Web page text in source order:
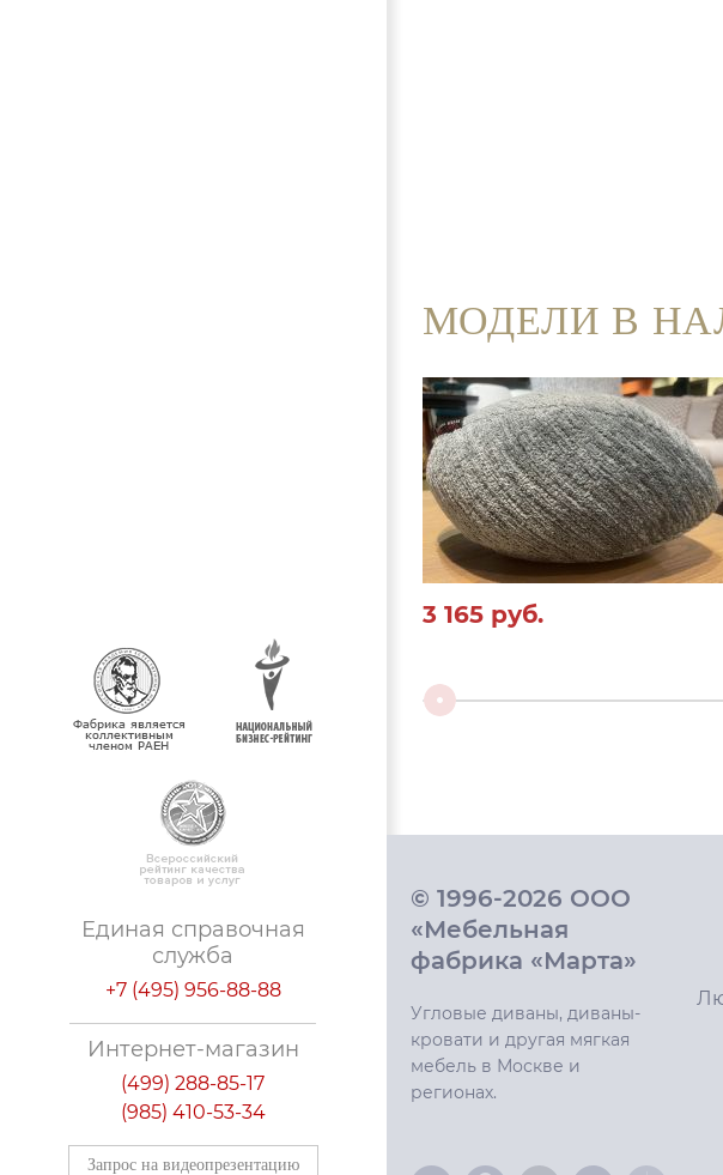
МОДЕЛИ В
3 165 руб.
Единая справочная
служба
+7 (495) 956-88-88
Интернет-магазин
(499) 288-85-17
(985) 410-53-34
Запрос на видеопрезентацию
© 1996-2026 ООО
«Мебельная
фабрика «Марта»
Угловые диваны, диваны-
кровати и другая мягкая
мебель в Москве и
регионах.